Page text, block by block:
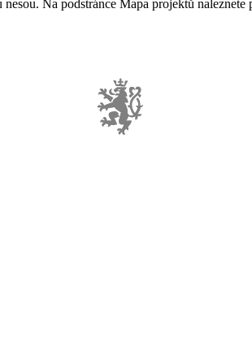
Na podstránce Mapa projektů